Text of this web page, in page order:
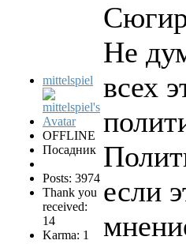
mittelspiel
OFFLINE
Посадник
Posts: 3974
Thank you
received:
14
Karma: 1
Не
всех
если